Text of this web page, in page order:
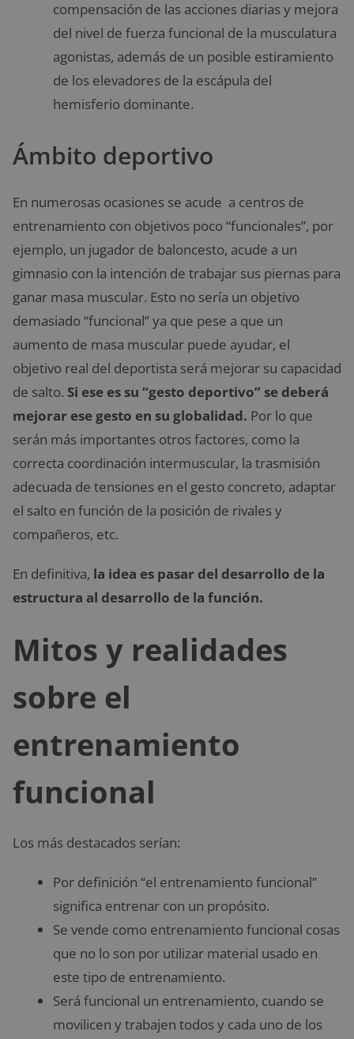
compensación de las acciones diarias y mejora
del nivel de fuerza funcional de la musculatura
agonistas, además de un posible estiramiento
de los elevadores de la escápula del
hemisferio dominante.
Ámbito deportivo
En numerosas ocasiones se acude a centros de
entrenamiento con objetivos poco “funcionales”, por
ejemplo, un jugador de baloncesto, acude a un
gimnasio con la intención de trabajar sus piernas para
ganar masa muscular. Esto no sería un objetivo
demasiado “funcional” ya que pese a que un
aumento de masa muscular puede ayudar, el
objetivo real del deportista será mejorar su capacidad
de salto. Si ese es su “gesto deportivo” se deberá
mejorar ese gesto en su globalidad. Por lo que
serán más importantes otros factores, como la
correcta coordinación intermuscular, la trasmisión
adecuada de tensiones en el gesto concreto, adaptar
el salto en función de la posición de rivales y
compañeros, etc.
En definitiva, la idea es pasar del desarrollo de la
estructura al desarrollo de la función.
Mitos y realidades
sobre el
entrenamiento
funcional
Los más destacados serían:
Por definición “el entrenamiento funcional”
significa entrenar con un propósito.
Se vende como entrenamiento funcional cosas
que no lo son por utilizar material usado en
este tipo de entrenamiento.
Será funcional un entrenamiento, cuando se
movilicen y trabajen todos y cada uno de los